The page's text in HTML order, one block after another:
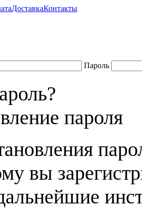
ДоставкаКонтакты
Пароль
пароля
вы